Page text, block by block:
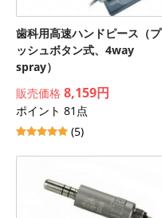
歯科用高速ハンドピース（プ
ッシュボタン式、4way
spray）
販売価格 8,159円
ポイント 81点
(5)